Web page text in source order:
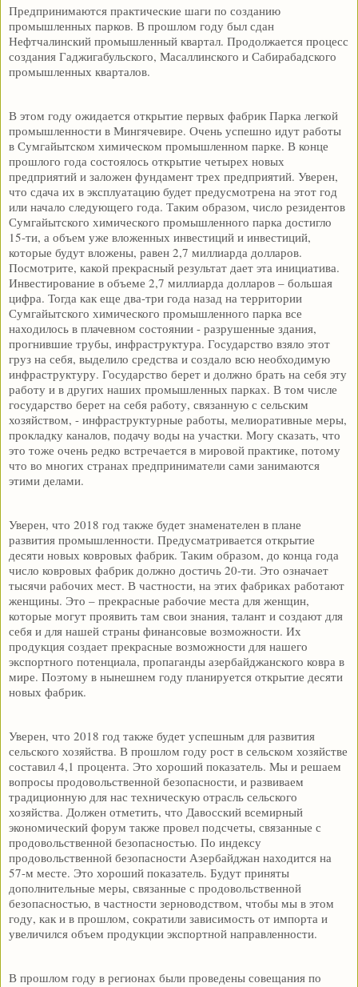
Предпринимаются практические шаги по созданию
промышленных парков. В прошлом году был сдан
Нефтчалинский промышленный квартал. Продолжается процесс
создания Гаджигабульского, Масаллинского и Сабирабадского
промышленных кварталов.
В этом году ожидается открытие первых фабрик Парка легкой
промышленности в Мингячевире. Очень успешно идут работы
в Сумгайытском химическом промышленном парке. В конце
прошлого года состоялось открытие четырех новых
предприятий и заложен фундамент трех предприятий. Уверен,
что сдача их в эксплуатацию будет предусмотрена на этот год
или начало следующего года. Таким образом, число резидентов
Сумгайытского химического промышленного парка достигло
15-ти, а объем уже вложенных инвестиций и инвестиций,
которые будут вложены, равен 2,7 миллиарда долларов.
Посмотрите, какой прекрасный результат дает эта инициатива.
Инвестирование в объеме 2,7 миллиарда долларов – большая
цифра. Тогда как еще два-три года назад на территории
Сумгайытского химического промышленного парка все
находилось в плачевном состоянии - разрушенные здания,
прогнившие трубы, инфраструктура. Государство взяло этот
груз на себя, выделило средства и создало всю необходимую
инфраструктуру. Государство берет и должно брать на себя эту
работу и в других наших промышленных парках. В том числе
государство берет на себя работу, связанную с сельским
хозяйством, - инфраструктурные работы, мелиоративные меры,
прокладку каналов, подачу воды на участки. Могу сказать, что
это тоже очень редко встречается в мировой практике, потому
что во многих странах предприниматели сами занимаются
этими делами.
Уверен, что 2018 год также будет знаменателен в плане
развития промышленности. Предусматривается открытие
десяти новых ковровых фабрик. Таким образом, до конца года
число ковровых фабрик должно достичь 20-ти. Это означает
тысячи рабочих мест. В частности, на этих фабриках работают
женщины. Это – прекрасные рабочие места для женщин,
которые могут проявить там свои знания, талант и создают для
себя и для нашей страны финансовые возможности. Их
продукция создает прекрасные возможности для нашего
экспортного потенциала, пропаганды азербайджанского ковра в
мире. Поэтому в нынешнем году планируется открытие десяти
новых фабрик.
Уверен, что 2018 год также будет успешным для развития
сельского хозяйства. В прошлом году рост в сельском хозяйстве
составил 4,1 процента. Это хороший показатель. Мы и решаем
вопросы продовольственной безопасности, и развиваем
традиционную для нас техническую отрасль сельского
хозяйства. Должен отметить, что Давосский всемирный
экономический форум также провел подсчеты, связанные с
продовольственной безопасностью. По индексу
продовольственной безопасности Азербайджан находится на
57-м месте. Это хороший показатель. Будут приняты
дополнительные меры, связанные с продовольственной
безопасностью, в частности зерноводством, чтобы мы в этом
году, как и в прошлом, сократили зависимость от импорта и
увеличился объем продукции экспортной направленности.
В прошлом году в регионах были проведены совещания по